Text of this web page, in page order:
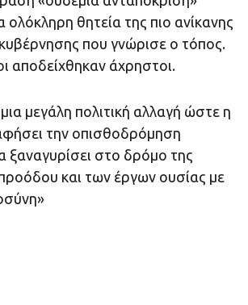
ολόκληρη θητεία της πιο ανίκανης
κυβέρνησης που γνώρισε ο τόπος.
αποδείχθηκαν άχρηστοι.
μεγάλη πολιτική αλλαγή ώστε η
την οπισθοδρόμηση
ξαναγυρίσει στο δρόμο της
και των έργων ουσίας με